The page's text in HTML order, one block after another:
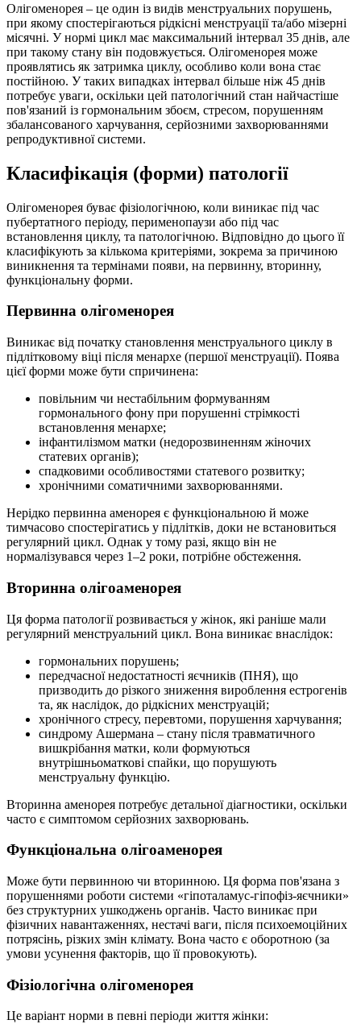
Олігоменорея – це один із видів менструальних порушень,
при якому спостерігаються рідкісні менструації та/або мізерні
місячні. У нормі цикл має максимальний інтервал 35 днів, але
при такому стану він подовжується. Олігоменорея може
проявлятись як затримка циклу, особливо коли вона стає
постійною. У таких випадках інтервал більше ніж 45 днів
потребує уваги, оскільки цей патологічний стан найчастіше
пов'язаний із гормональним збоєм, стресом, порушенням
збалансованого харчування, серйозними захворюваннями
репродуктивної системи.
Класифікація (форми) патології
Олігоменорея буває фізіологічною, коли виникає під час
пубертатного періоду, перименопаузи або під час
встановлення циклу, та патологічною. Відповідно до цього її
класифікують за кількома критеріями, зокрема за причиною
виникнення та термінами появи, на первинну, вторинну,
функціональну форми.
Первинна олігоменорея
Виникає від початку становлення менструального циклу в
підлітковому віці після менархе (першої менструації). Поява
цієї форми може бути спричинена:
повільним чи нестабільним формуванням
гормонального фону при порушенні стрімкості
встановлення менархе;
інфантилізмом матки (недорозвиненням жіночих
статевих органів);
спадковими особливостями статевого розвитку;
хронічними соматичними захворюваннями.
Нерідко первинна аменорея є функціональною й може
тимчасово спостерігатись у підлітків, доки не встановиться
регулярний цикл. Однак у тому разі, якщо він не
нормалізувався через 1–2 роки, потрібне обстеження.
Вторинна олігоаменорея
Ця форма патології розвивається у жінок, які раніше мали
регулярний менструальний цикл. Вона виникає внаслідок:
гормональних порушень;
передчасної недостатності яєчників (ПНЯ), що
призводить до різкого зниження вироблення естрогенів
та, як наслідок, до рідкісних менструацій;
хронічного стресу, перевтоми, порушення харчування;
синдрому Ашермана – стану після травматичного
вишкрібання матки, коли формуються
внутрішньоматкові спайки, що порушують
менструальну функцію.
Вторинна аменорея потребує детальної діагностики, оскільки
часто є симптомом серйозних захворювань.
Функціональна олігоаменорея
Може бути первинною чи вторинною. Ця форма пов'язана з
порушеннями роботи системи «гіпоталамус-гіпофіз-яєчники»
без структурних ушкоджень органів. Часто виникає при
фізичних навантаженнях, нестачі ваги, після психоемоційних
потрясінь, різких змін клімату. Вона часто є оборотною (за
умови усунення факторів, що її провокують).
Фізіологічна олігоменорея
Це варіант норми в певні періоди життя жінки: